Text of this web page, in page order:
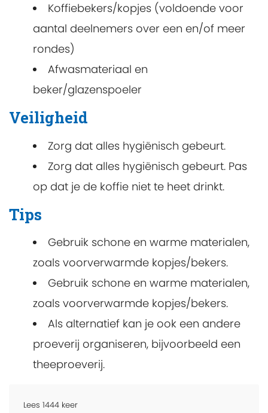
Koffiebekers/kopjes (voldoende voor
aantal deelnemers over een en/of meer
rondes)
Afwasmateriaal en
beker/glazenspoeler
Veiligheid
Zorg dat alles hygiënisch gebeurt.
Zorg dat alles hygiënisch gebeurt. Pas
op dat je de koffie niet te heet drinkt.
Tips
Gebruik schone en warme materialen,
zoals voorverwarmde kopjes/bekers.
Gebruik schone en warme materialen,
zoals voorverwarmde kopjes/bekers.
Als alternatief kan je ook een andere
proeverij organiseren, bijvoorbeeld een
theeproeverij.
Lees 1444 keer